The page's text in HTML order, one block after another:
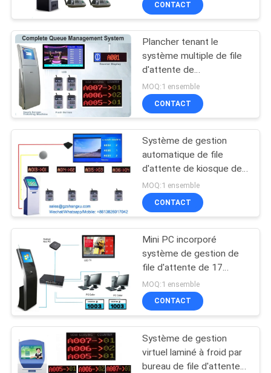
SITE
PRIVACY
POLICY
Système de file
d'attente de banque
20
Quiosque de billets
en ligne
Kiosque d'écran
tactile de service
d'individu
CONTACT
Plancher tenant le
système multiple de file
d'attente de
restaurant/université de
gestion d'affichage
MOQ:1 ensemble
CONTACT
Système de gestion
automatique de file
d'attente de kiosque de
distributeur de billet
MOQ:1 ensemble
CONTACT
Mini PC incorporé
système de gestion de
file d'attente de 17
pouces pour des
hôpitaux de cliniques
MOQ:1 ensemble
CONTACT
Système de gestion
virtuel laminé à froid par
bureau de file d'attente